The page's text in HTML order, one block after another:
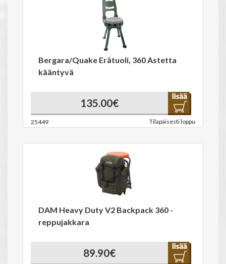
Bergara/Quake Erätuoli, 360 Astetta
kääntyvä
135.00€
25449 Tilapäisesti loppu
DAM Heavy Duty V2 Backpack 360 -
reppujakkara
89.90€